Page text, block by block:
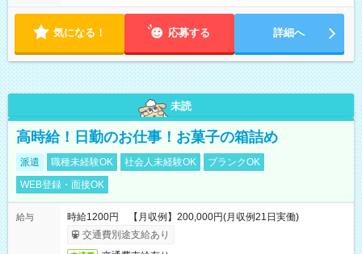
気になる！ 応募する 詳細へ
未読
高時給！日勤のお仕事！お菓子の箱詰め
派遣 職種未経験OK 社会人未経験OK
ブランクOK
WEB登録・面接OK
給与
時給1200円 【月収例】200,000円(月収例21日実働)
交通費別途支給あり